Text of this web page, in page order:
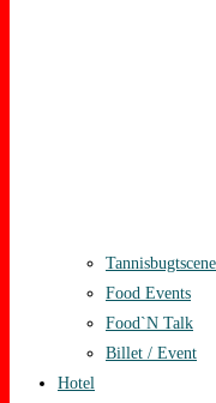
Food Events
Food`N Talk
Billet / Event
Hotel